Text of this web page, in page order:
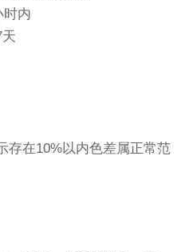
时内
存在10%以内色差属正常范